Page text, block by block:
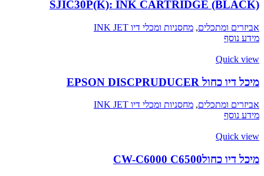
SJIC30P(K): INK CARTRIDGE (BLACK)
אביזרים ומתכלים, מחסניות ומכלי דיו INK JET
מידע נוסף
Quick view
מיכל דיו כחול EPSON DISCPRUDUCER
אביזרים ומתכלים, מחסניות ומכלי דיו INK JET
מידע נוסף
Quick view
מיכל דיו כחולCW-C6000 C6500